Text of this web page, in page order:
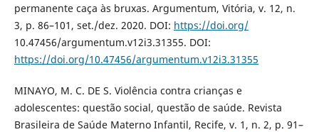
permanente caça às bruxas. Argumentum, Vitória, v. 12, n.
3, p. 86–101, set./dez. 2020. DOI: https://doi.org/
10.47456/argumentum.v12i3.31355. DOI:
https://doi.org/10.47456/argumentum.v12i3.31355
MINAYO, M. C. DE S. Violência contra crianças e
adolescentes: questão social, questão de saúde. Revista
Brasileira de Saúde Materno Infantil, Recife, v. 1, n. 2, p. 91–